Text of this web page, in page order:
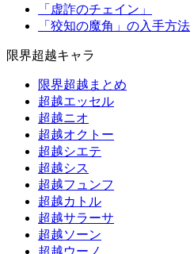
「虚詐のチェイン」
「狡知の魔角」の入手方法
限界超越キャラ
限界超越まとめ
超越エッセル
超越ニオ
超越オクトー
超越シエテ
超越シス
超越フュンフ
超越カトル
超越サラーサ
超越ソーン
超越ウーノ